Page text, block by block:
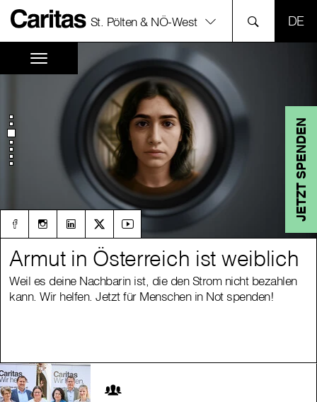
St. Pölten & NÖ-West
JETZT SPENDEN
Armut in Österreich ist weiblich
Weil es deine Nachbarin ist, die den Strom nicht bezahlen
kann. Wir helfen. Jetzt für Menschen in Not spenden!
Armut in Österreich ist weiblich
Weil es deine Nachbarin ist, die den Strom nicht bezahlen
kann. Wir helfen. Jetzt für Menschen in Not spenden!